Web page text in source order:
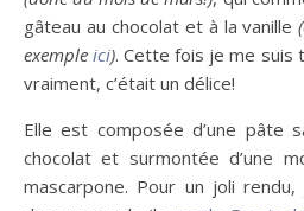
gâteau au chocolat et à la vanille
exempleici). Cette fois je me
vraiment, c’était un délice!
Elle est composée d’une pâte
chocolat et surmontée d’une
mascarpone. Pour un joli